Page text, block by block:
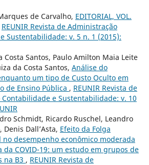
de Carvalho, EDITORIAL, VOL.
REUNIR Revista de Administração
Sustentabilidade: v. 5 n. 1 (2015):
Costa Santos, Paulo Amilton Maia Leite
da Costa Santos, Análise do
um tipo de Custo Oculto em
de Ensino Pública , REUNIR Revista de
e Sustentabilidade: v. 10
Schmidt, Ricardo Ruschel, Leandro
Dall’Asta, Efeito da Folga
desempenho econômico moderada
da COVID-19: um estudo em grupos de
na B3 , REUNIR Revista de